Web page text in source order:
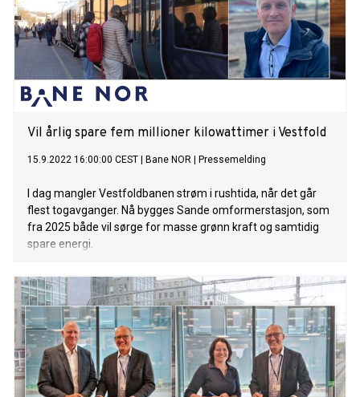
Vil årlig spare fem millioner kilowattimer i Vestfold
15.9.2022 16:00:00 CEST Bane NOR Pressemelding
I dag mangler Vestfoldbanen strøm i rushtida, når det går
flest togavganger. Nå bygges Sande omformerstasjon, som
fra 2025 både vil sørge for masse grønn kraft og samtidig
spare energi.